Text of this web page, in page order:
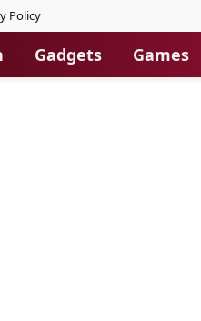
Policy
Gadgets Games